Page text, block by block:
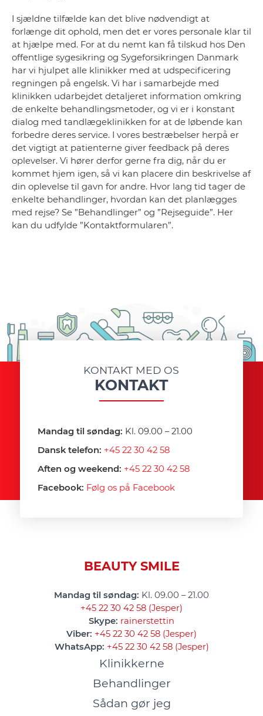
I sjældne tilfælde kan det blive nødvendigt at
forlænge dit ophold, men det er vores personale klar til
at hjælpe med. For at du nemt kan få tilskud hos Den
offentlige sygesikring og Sygeforsikringen Danmark
har vi hjulpet alle klinikker med at udspecificering
regningen på engelsk. Vi har i samarbejde med
klinikken udarbejdet detaljeret information omkring
de enkelte behandlingsmetoder, og vi er i konstant
dialog med tandlægeklinikken for at de løbende kan
forbedre deres service. I vores bestræbelser herpå er
det vigtigt at patienterne giver feedback på deres
oplevelser. Vi hører derfor gerne fra dig, når du er
kommet hjem igen, så vi kan placere din beskrivelse af
din oplevelse til gavn for andre. Hvor lang tid tager de
enkelte behandlinger, hvordan kan det planlægges
med rejse? Se ”Behandlinger” og ”Rejseguide”. Her
kan du udfylde ”Kontaktformularen”.
KONTAKT MED OS
KONTAKT
Mandag til søndag: Kl. 09.00 – 21.00
Dansk telefon: +45 22 30 42 58
Aften og weekend: +45 22 30 42 58
Facebook: Følg os på Facebook
BEAUTY SMILE
Mandag til søndag: Kl. 09.00 – 21.00
+45 22 30 42 58 (Jesper)
Skype: rainerstettin
Viber: +45 22 30 42 58 (Jesper)
WhatsApp: +45 22 30 42 58 (Jesper)
Klinikkerne
Behandlinger
Sådan gør jeg